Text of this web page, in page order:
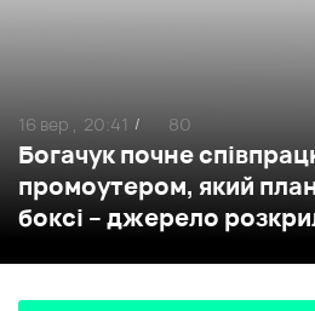
Богачук почне
промоутером, який
боксі – джерело
16 вер , 20:41 / 80